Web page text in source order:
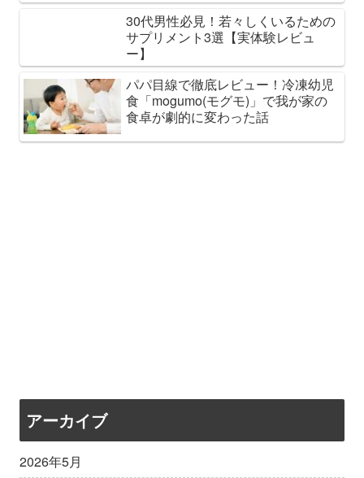
30代男性必見！若々しくいるための
サプリメント3選【実体験レビュ
ー】
パパ目線で徹底レビュー！冷凍幼児
食「mogumo(モグモ)」で我が家の
食卓が劇的に変わった話
アーカイブ
2026年5月